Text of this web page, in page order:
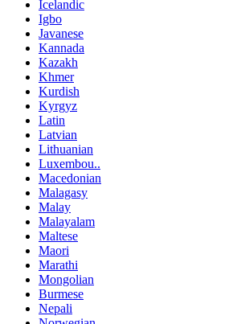
Icelandic
Igbo
Javanese
Kannada
Kazakh
Khmer
Kurdish
Kyrgyz
Latin
Latvian
Lithuanian
Luxembou..
Macedonian
Malagasy
Malay
Malayalam
Maltese
Maori
Marathi
Mongolian
Burmese
Nepali